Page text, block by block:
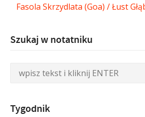
Fasola Skrzydlata (Goa) / Łust
Szukaj w notatniku
Tygodnik